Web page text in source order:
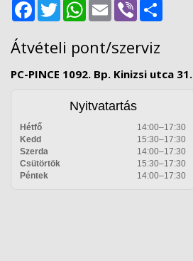
FacebookTwitter WhatsApp
Email Viber
Átvételi pont/szerviz
PC-PINCE 1092. Bp. Kinizsi utca 31.
Nyitvatartás
Hétfő
14:00–17:30
Kedd
15:30–17:30
Szerda
14:00–17:30
Csütörtök
15:30–17:30
Péntek
14:00–17:30